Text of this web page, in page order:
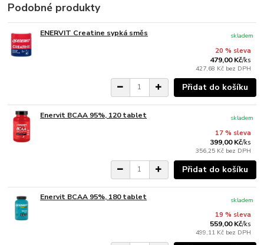
Podobné produkty
ENERVIT Creatine sypká směs
20 % sleva
479,00 Kč/ks
427,68 Kč bez DPH
skladem
Přidat do košíku
Enervit BCAA 95%, 120 tablet
17 % sleva
399,00 Kč/ks
356,25 Kč bez DPH
skladem
Přidat do košíku
Enervit BCAA 95%, 180 tablet
19 % sleva
559,00 Kč/ks
499,11 Kč bez DPH
skladem